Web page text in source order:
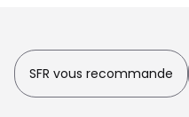
SFR vous recommande